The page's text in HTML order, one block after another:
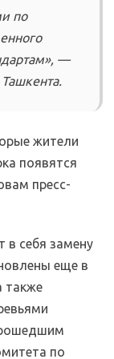
по
—
жители
появятся
пресс-
в себя замену
еще в
также
по